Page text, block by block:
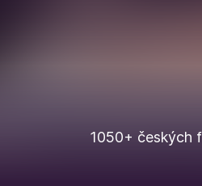
1050+ českých